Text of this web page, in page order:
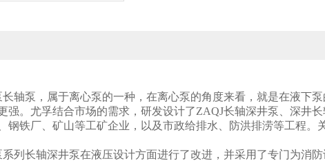
轴泵，属于离心泵的一种，在离心泵的角度来看，就是在液下
强。尤孚结合市场的需求，研发设计了ZAQJ长轴深井泵、深井
钢铁厂、矿山等工矿企业，以及市政给排水、防洪排涝等工程。
列长轴深井泵在液压设计方面进行了改进，并采用了专门为消